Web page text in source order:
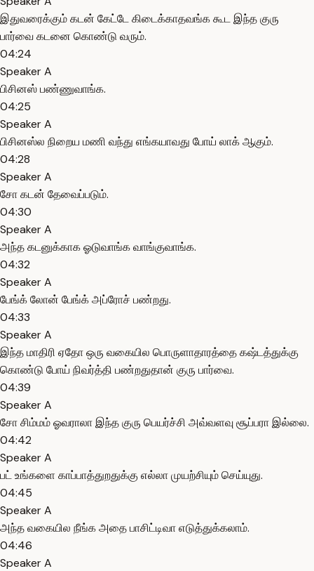
இதுவரைக்கும் கடன் கேட்டே கிடைக்காதவங்க கூட இந்த குரு
பார்வை கடனை கொண்டு வரும்.
04:24
Speaker A
பிசினஸ் பண்ணுவாங்க.
04:25
Speaker A
பிசினஸ்ல நிறைய மணி வந்து எங்கயாவது போய் லாக் ஆகும்.
04:28
Speaker A
சோ கடன் தேவைப்படும்.
04:30
Speaker A
அந்த கடனுக்காக ஓடுவாங்க வாங்குவாங்க.
04:32
Speaker A
பேங்க் லோன் பேங்க் அப்ரோச் பண்றது.
04:33
Speaker A
இந்த மாதிரி ஏதோ ஒரு வகையில பொருளாதாரத்தை கஷ்டத்துக்கு
கொண்டு போய் நிவர்த்தி பண்றதுதான் குரு பார்வை.
04:39
Speaker A
சோ சிம்மம் ஓவராலா இந்த குரு பெயர்ச்சி அவ்வளவு சூப்பரா இல்லை.
04:42
Speaker A
பட் உங்களை காப்பாத்துறதுக்கு எல்லா முயற்சியும் செய்யுது.
04:45
Speaker A
அந்த வகையில நீங்க அதை பாசிட்டிவா எடுத்துக்கலாம்.
04:46
Speaker A